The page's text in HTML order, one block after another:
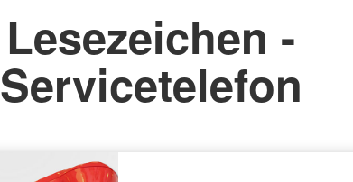
Lesezeichen -
Servicetelefon